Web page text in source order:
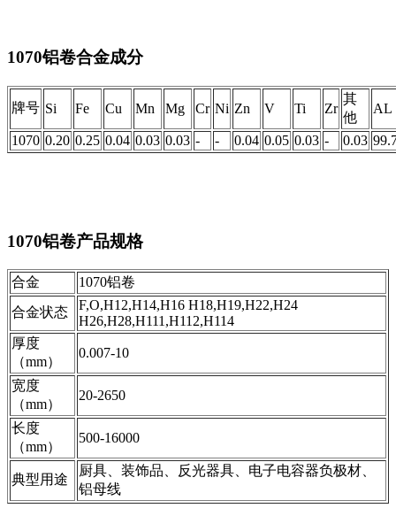
1070铝卷合金成分
牌号 Si Fe Cu Mn Mg Cr Ni Zn V Ti Zr
其
他
AL
1070 0.20 0.25 0.04 0.03 0.03 - - 0.04 0.05 0.03 - 0.03
1070铝卷产品规格
合金
1070铝卷
合金状态
F,O,H12,H14,H16 H18,H19,H22,H24
H26,H28,H111,H112,H114
厚度
（mm）
0.007-10
宽度
（mm）
20-2650
长度
（mm）
500-16000
典型用途
厨具、装饰品、反光器具、电子电容器负极材、
铝母线